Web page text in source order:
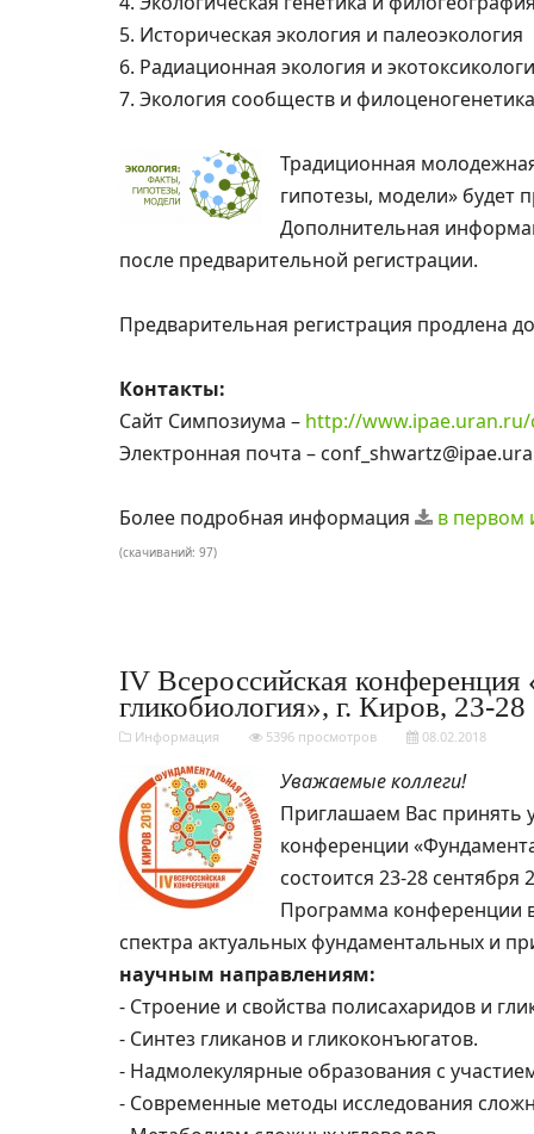
5. Историческая экология и палеоэкология
6. Радиационная экология и
7. Экология сообществ и филоценогенетика
Традиционная
гипотезы, модели» будет
Дополнительная
после предварительной регистрации.
Предварительная регистрация продлена
Контакты:
Сайт Симпозиума – http://
Электронная почта –
Более подробная информация в
(cкачиваний: 97)
IV Всероссийская
гликобиология», г. Киров, 23-28
Информация 5396 просмотров 08.02.2018
Уважаемые коллеги!
Приглашаем Вас принять
конференции
состоится 23-28 сентября
Программа конференции
спектра актуальных фундаментальных и
научным направлениям:
- Строение и свойства полисахаридов и
- Синтез гликанов и гликоконъюгатов.
- Надмолекулярные образования с
- Современные методы исследования